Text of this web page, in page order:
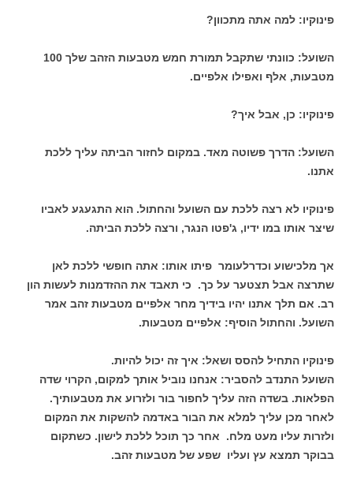
פינוקיו: למה אתה מתכוון?
השועל: כוונתי שתקבל תמורת חמש מטבעות הזהב שלך 100
מטבעות, אלף ואפילו אלפיים.
פינוקיו: כן, אבל איך?
השועל: הדרך פשוטה מאד. במקום לחזור הביתה עליך ללכת
אתנו.
פינוקיו לא רצה ללכת עם השועל והחתול. הוא התגעגע לאביו
שיצר אותו במו ידיו, ג'פטו הנגר, ורצה ללכת הביתה.
אך מלכישוע וכדרלעומר פיתו אותו: אתה חופשי ללכת לאן
שתרצה אבל תצטער על כך. כי תאבד את ההזדמנות לעשות הון
רב. אם תלך אתנו יהיו בידיך מחר אלפיים מטבעות זהב אמר
השועל. והחתול הוסיף: אלפיים מטבעות.
פינוקיו התחיל להסס ושאל: איך זה יכול להיות.
השועל התנדב להסביר: אנחנו נוביל אותך למקום, הקרוי שדה
הפלאות. בשדה הזה עליך לחפור בור ולזרוע את מטבעותיך.
לאחר מכן עליך למלא את הבור באדמה להשקות את המקום
ולזרות עליו מעט מלח. אחר כך תוכל ללכת לישון. כשתקום
בבוקר תמצא עץ ועליו שפע של מטבעות זהב.